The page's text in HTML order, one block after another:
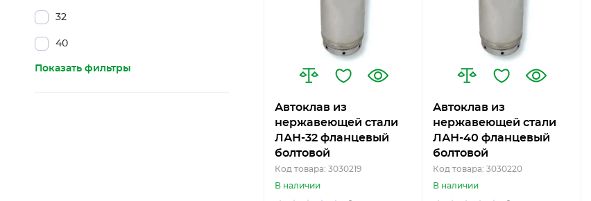
Автоклав из
нержавеющей стали
ЛАН-32 фланцевый
болтовой
Код товара: 3030219
В наличии
Автоклав из
нержавеющей стали
ЛАН-40 фланцевый
болтовой
Код товара: 3030220
В наличии
32
40
Показать фильтры